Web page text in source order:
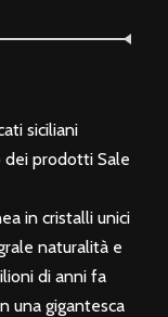
siciliani
dei prodotti Sale
in cristalli unici
naturalità e
di anni fa
una gigantesca